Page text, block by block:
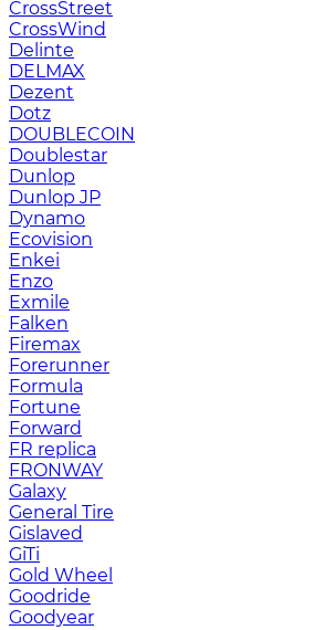
CrossStreet
CrossWind
Delinte
DELMAX
Dezent
Dotz
DOUBLECOIN
Doublestar
Dunlop
Dunlop JP
Dynamo
Ecovision
Enkei
Enzo
Exmile
Falken
Firemax
Forerunner
Formula
Fortune
Forward
FR replica
FRONWAY
Galaxy
General Tire
Gislaved
GiTi
Gold Wheel
Goodride
Goodyear